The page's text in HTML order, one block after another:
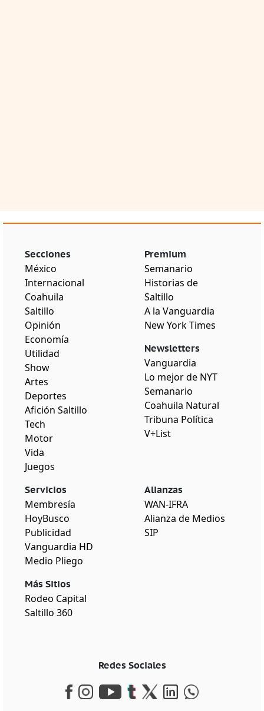
Secciones
México
Internacional
Coahuila
Saltillo
Opinión
Economía
Utilidad
Show
Artes
Deportes
Afición Saltillo
Tech
Motor
Vida
Juegos
Premium
Semanario
Historias de
Saltillo
A la Vanguardia
New York Times
Newsletters
Vanguardia
Lo mejor de NYT
Semanario
Coahuila Natural
Tribuna Política
V+List
Servicios
Membresía
HoyBusco
Publicidad
Vanguardia HD
Medio Pliego
Más Sitios
Rodeo Capital
Saltillo 360
Alianzas
WAN-IFRA
Alianza de Medios
SIP
Redes Sociales